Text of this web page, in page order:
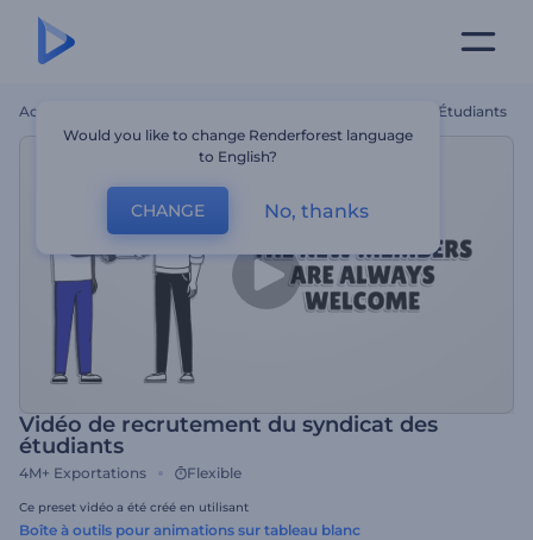
Accueil Vidéo De Recrutement Du Syndicat Des Étudiants
Vidéo de recrutement du syndicat des
étudiants
4M+ Exportations Flexible
Ce preset vidéo a été créé en utilisant
Boîte à outils pour animations sur tableau blanc
Would you like to change Renderforest language
to English?
CHANGE No, thanks